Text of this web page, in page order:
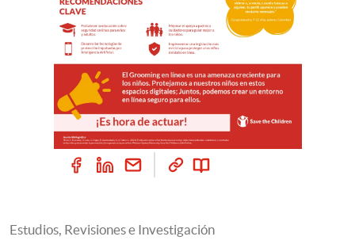
Estudios, Revisiones e Investigación